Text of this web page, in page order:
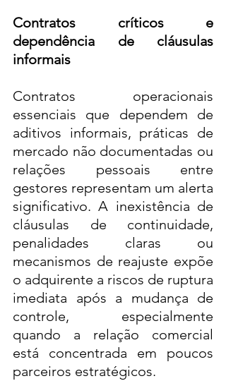
Contratos críticos e
dependência de cláusulas
informais
Contratos operacionais
essenciais que dependem de
aditivos informais, práticas de
mercado não documentadas ou
relações pessoais entre
gestores representam um alerta
significativo. A inexistência de
cláusulas de continuidade,
penalidades claras ou
mecanismos de reajuste expõe
o adquirente a riscos de ruptura
imediata após a mudança de
controle, especialmente
quando a relação comercial
está concentrada em poucos
parceiros estratégicos.